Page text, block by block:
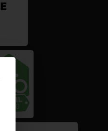
Masquer le